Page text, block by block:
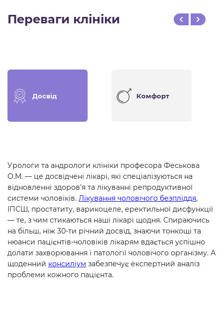
Переваги клініки
Досвід Комфорт
Урологи та андрологи клініки професора Феськова
О.М. — це досвідчені лікарі, які спеціалізуються на
відновленні здоров’я та лікуванні репродуктивної
системи чоловіків. Лікування чоловічого безпліддя,
ІПСШ, простатиту, варикоцеле, еректильної дисфункції
— те, з чим стикаються наші лікарі щодня. Спираючись
на більш, ніж 30-ти річний досвід, знаючи тонкощі та
нюанси пацієнтів-чоловіків лікарям вдається успішно
долати захворювання і патології чоловічого організму. А
щоденний консиліум забезпечує експертний аналіз
проблеми кожного пацієнта.